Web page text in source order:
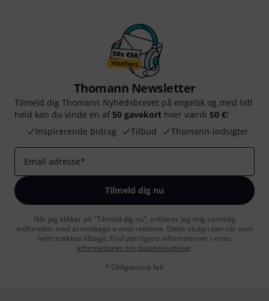
Thomann Newsletter
Tilmeld dig Thomann Nyhedsbrevet på engelsk og med lidt
held kan du vinde en af 50 gavekort hver værdi 50 €!
Inspirerende bidrag
Tilbud Thomann-indsigter
Email adresse*
Tilmeld dig nu
Når jeg klikker på "Tilmeld dig nu", erklærer jeg mig samtidig
indforstået med at modtage e-mail-reklame. Dette tilsagn kan når som
helst trækkes tilbage. Find yderligere informationer i vores
informationer om databeskyttelse.
* Obligatorisk felt